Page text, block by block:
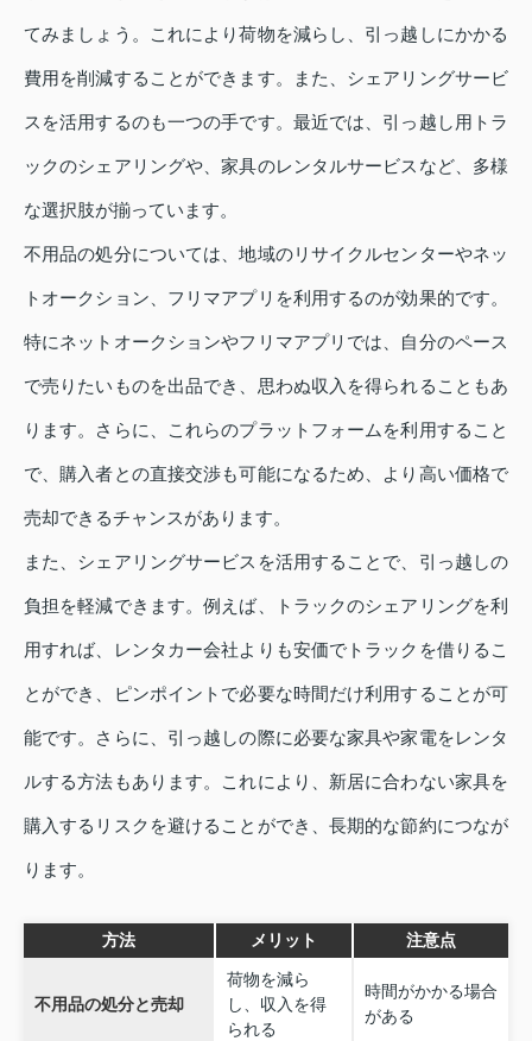
てみましょう。これにより荷物を減らし、引っ越しにかかる
費用を削減することができます。また、シェアリングサービ
スを活用するのも一つの手です。最近では、引っ越し用トラ
ックのシェアリングや、家具のレンタルサービスなど、多様
な選択肢が揃っています。
不用品の処分については、地域のリサイクルセンターやネッ
トオークション、フリマアプリを利用するのが効果的です。
特にネットオークションやフリマアプリでは、自分のペース
で売りたいものを出品でき、思わぬ収入を得られることもあ
ります。さらに、これらのプラットフォームを利用すること
で、購入者との直接交渉も可能になるため、より高い価格で
売却できるチャンスがあります。
また、シェアリングサービスを活用することで、引っ越しの
負担を軽減できます。例えば、トラックのシェアリングを利
用すれば、レンタカー会社よりも安価でトラックを借りるこ
とができ、ピンポイントで必要な時間だけ利用することが可
能です。さらに、引っ越しの際に必要な家具や家電をレンタ
ルする方法もあります。これにより、新居に合わない家具を
購入するリスクを避けることができ、長期的な節約につなが
ります。
方法 メリット 注意点
不用品の処分と売却
荷物を減ら
し、収入を得
られる
時間がかかる場合
がある